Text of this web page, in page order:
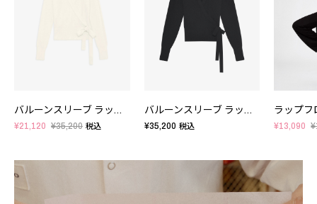
バルーンスリーブ ラップトップ
¥21,120 ¥35,200 税込
バルーンスリーブ ラップトップ
¥35,200 税込
ラップフ
¥13,090